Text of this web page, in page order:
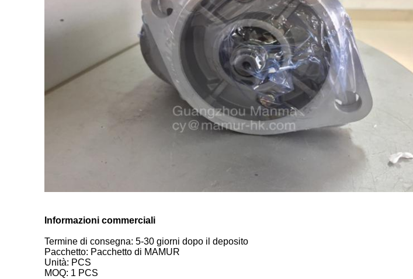
Informazioni commerciali
Termine di consegna: 5-30 giorni dopo il deposito
Pacchetto: Pacchetto di MAMUR
Unità: PCS
MOQ: 1 PCS